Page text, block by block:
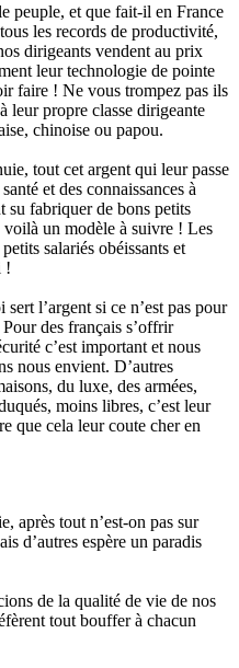
peuple, et que fait-il en France
les records de productivité,
dirigeants vendent au prix
leur technologie de pointe
faire ! Ne vous trompez pas ils
leur propre classe dirigeante
chinoise ou papou.
tout cet argent qui leur passe
et des connaissances à
su fabriquer de bons petits
voilà un modèle à suivre ! Les
salariés obéissants et
!
l’argent si ce n’est pas pour
des français s’offrir
c’est important et nous
nous envient. D’autres
du luxe, des armées,
moins libres, c’est leur
que cela leur coute cher en
après tout n’est-on pas sur
d’autres espère un paradis
de la qualité de vie de nos
tout bouffer à chacun